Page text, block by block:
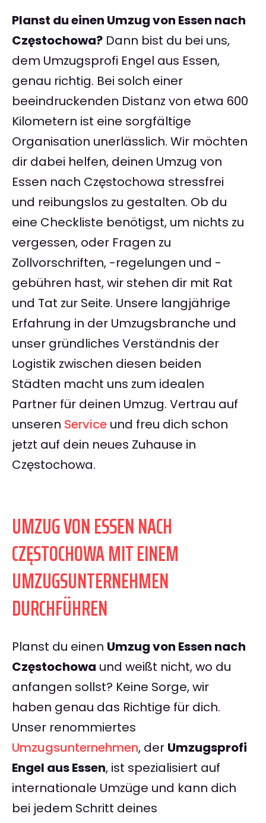
Planst du einen Umzug von Essen nach
Częstochowa? Dann bist du bei uns,
dem Umzugsprofi Engel aus Essen,
genau richtig. Bei solch einer
beeindruckenden Distanz von etwa 600
Kilometern ist eine sorgfältige
Organisation unerlässlich. Wir möchten
dir dabei helfen, deinen Umzug von
Essen nach Częstochowa stressfrei
und reibungslos zu gestalten. Ob du
eine Checkliste benötigst, um nichts zu
vergessen, oder Fragen zu
Zollvorschriften, -regelungen und -
gebühren hast, wir stehen dir mit Rat
und Tat zur Seite. Unsere langjährige
Erfahrung in der Umzugsbranche und
unser gründliches Verständnis der
Logistik zwischen diesen beiden
Städten macht uns zum idealen
Partner für deinen Umzug. Vertrau auf
unseren Service und freu dich schon
jetzt auf dein neues Zuhause in
Częstochowa.
UMZUG VON ESSEN NACH
CZĘSTOCHOWA MIT EINEM
UMZUGSUNTERNEHMEN
DURCHFÜHREN
Planst du einen Umzug von Essen nach
Częstochowa und weißt nicht, wo du
anfangen sollst? Keine Sorge, wir
haben genau das Richtige für dich.
Unser renommiertes
Umzugsunternehmen, der Umzugsprofi
Engel aus Essen, ist spezialisiert auf
internationale Umzüge und kann dich
bei jedem Schritt deines